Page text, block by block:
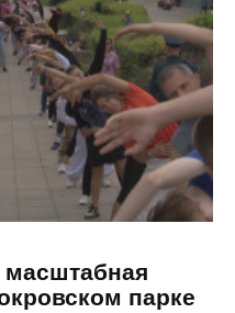
масштабная
парке